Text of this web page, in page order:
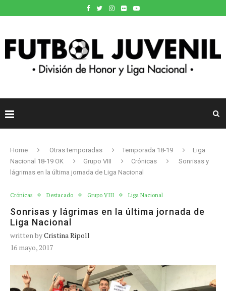
Home Otras temporadas Temporada 18-19
Liga
Nacional 18-19 OK
Grupo VIII Crónicas
Sonrisas y
lágrimas en la última jornada de Liga Nacional
Crónicas Destacado Grupo VIII Liga Nacional
Sonrisas y lágrimas en la última jornada de
Liga Nacional
written byCristina Ripoll
16 mayo, 2017